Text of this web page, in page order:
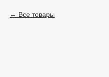
Все товары